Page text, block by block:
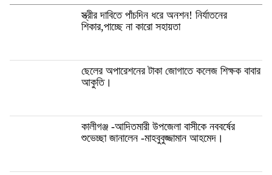
স্ত্রীর দাবিতে পাঁচদিন ধরে অনশন! নির্যাতনের
শিকার,পাচ্ছে না কারো সহায়তা
ছেলের অপারেশনের টাকা জোগাতে কলেজ শিক্ষক বাবার
আকুতি।
কালীগঞ্জ -আদিতমারী উপজেলা বাসীকে নববর্ষের
শুভেচ্ছা জানালেন -মাহবুবুজ্জামান আহমেদ।